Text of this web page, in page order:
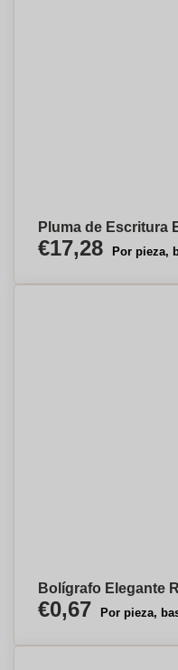
Pluma de Escritura
€17,28 Por pieza,
Bolígrafo Elegante
€0,67 Por pieza,